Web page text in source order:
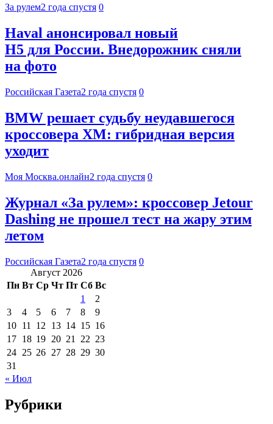
За рулем2 года спустя 0
Haval анонсировал новый
H5 для России. Внедорожник сняли
на фото
Российская Газета2 года спустя 0
BMW решает судьбу неудавшегося
кроссовера XM: гибридная версия
уходит
Моя Москва.онлайн2 года спустя 0
Журнал «За рулем»: кроссовер Jetour
Dashing не прошел тест на жару этим
летом
Российская Газета2 года спустя 0
Август 2026
Пн Вт Ср Чт Пт Сб Вс
1
2
3
4 5 6 7 8
9
10 11 12 13 14 15 16
17 18 19 20 21 22 23
24 25 26 27 28 29 30
31
« Июл
Рубрики